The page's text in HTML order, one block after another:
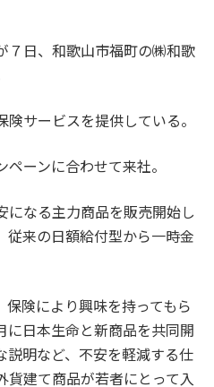
７日、和歌山市福町の㈱和歌
サービスを提供している。
ーンに合わせて来社。
になる主力商品を販売開始し
従来の日額給付型から一時金
険により興味を持ってもら
に日本生命と新商品を共同開
説明など、不安を軽減する仕
建て商品が若者にとって入